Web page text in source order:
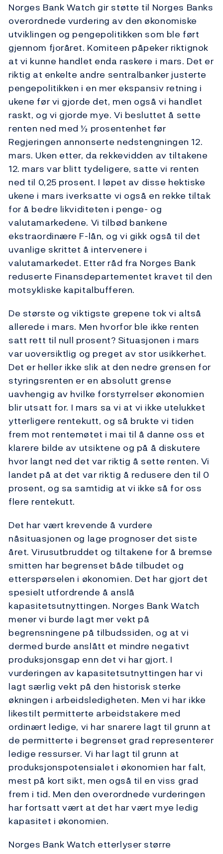
Norges Bank Watch gir støtte til Norges Banks
overordnede vurdering av den økonomiske
utviklingen og pengepolitikken som ble ført
gjennom fjoråret. Komiteen påpeker riktignok
at vi kunne handlet enda raskere i mars. Det er
riktig at enkelte andre sentralbanker justerte
pengepolitikken i en mer ekspansiv retning i
ukene før vi gjorde det, men også vi handlet
raskt, og vi gjorde mye. Vi besluttet å sette
renten ned med ½ prosentenhet før
Regjeringen annonserte nedstengningen 12.
mars. Uken etter, da rekkevidden av tiltakene
12. mars var blitt tydeligere, satte vi renten
ned til 0,25 prosent. I løpet av disse hektiske
ukene i mars iverksatte vi også en rekke tiltak
for å bedre likviditeten i penge- og
valutamarkedene. Vi tilbød bankene
ekstraordinære F-lån, og vi gikk også til det
uvanlige skrittet å intervenere i
valutamarkedet. Etter råd fra Norges Bank
reduserte Finansdepartementet kravet til den
motsykliske kapitalbufferen.
De største og viktigste grepene tok vi altså
allerede i mars. Men hvorfor ble ikke renten
satt rett til null prosent? Situasjonen i mars
var uoversiktlig og preget av stor usikkerhet.
Det er heller ikke slik at den nedre grensen for
styringsrenten er en absolutt grense
uavhengig av hvilke forstyrrelser økonomien
blir utsatt for. I mars sa vi at vi ikke utelukket
ytterligere rentekutt, og så brukte vi tiden
frem mot rentemøtet i mai til å danne oss et
klarere bilde av utsiktene og på å diskutere
hvor langt ned det var riktig å sette renten. Vi
landet på at det var riktig å redusere den til 0
prosent, og sa samtidig at vi ikke så for oss
flere rentekutt.
Det har vært krevende å vurdere
nåsituasjonen og lage prognoser det siste
året. Virusutbruddet og tiltakene for å bremse
smitten har begrenset både tilbudet og
etterspørselen i økonomien. Det har gjort det
spesielt utfordrende å anslå
kapasitetsutnyttingen. Norges Bank Watch
mener vi burde lagt mer vekt på
begrensningene på tilbudssiden, og at vi
dermed burde anslått et mindre negativt
produksjonsgap enn det vi har gjort. I
vurderingen av kapasitetsutnyttingen har vi
lagt særlig vekt på den historisk sterke
økningen i arbeidsledigheten. Men vi har ikke
likestilt permitterte arbeidstakere med
ordinært ledige, vi har snarere lagt til grunn at
de permitterte i begrenset grad representerer
ledige ressurser. Vi har lagt til grunn at
produksjonspotensialet i økonomien har falt,
mest på kort sikt, men også til en viss grad
frem i tid. Men den overordnede vurderingen
har fortsatt vært at det har vært mye ledig
kapasitet i økonomien.
Norges Bank Watch etterlyser større